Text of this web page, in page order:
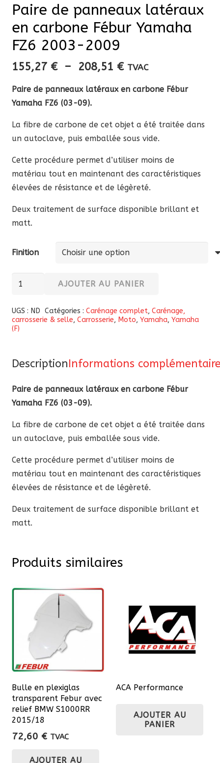
Paire de panneaux latéraux
en carbone Fébur Yamaha
FZ6 2003-2009
155,27 € – 208,51 €Plage
prix :
à
208,51 €
TVAC
Paire de panneaux latéraux en carbone Fébur
Yamaha FZ6 (03-09).
La fibre de carbone de cet objet a été traitée dans
un autoclave, puis emballée sous vide.
Cette procédure permet d’utiliser moins de
matériau tout en maintenant des caractéristiques
élevées de résistance et de légèreté.
Deux traitement de surface disponible brillant et
matt.
Finition
quantité
Paire
de
panneaux
en
Fébur
Yamaha
AJOUTER AU PANIER
UGS : ND Catégories : Carénage complet, Carénage,
carrosserie & selle, Carrosserie, Moto, Yamaha, Yamaha
(F)
DescriptionInformations
Paire de panneaux latéraux en carbone Fébur
Yamaha FZ6 (03-09).
La fibre de carbone de cet objet a été traitée dans
un autoclave, puis emballée sous vide.
Cette procédure permet d’utiliser moins de
matériau tout en maintenant des caractéristiques
élevées de résistance et de légèreté.
Deux traitement de surface disponible brillant et
matt.
Produits similaires
Bulle en plexiglas
transparent Febur avec
relief BMW S1000RR
2015/18
72,60 € TVAC
AJOUTER AU
ACA Performance
AJOUTER AU
PANIER